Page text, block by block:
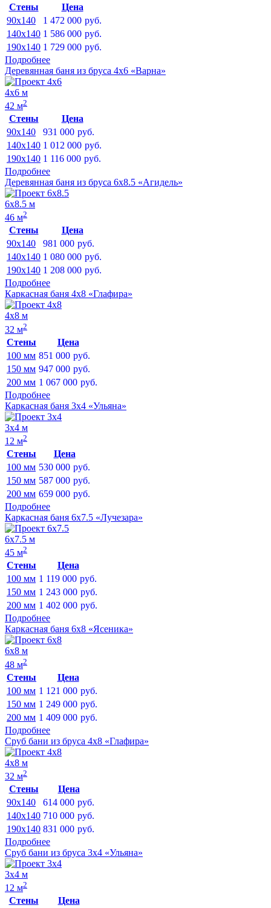
Стены
Цена
90x140
1 472 000 руб.
140x140 1 586 000 руб.
190x140 1 729 000 руб.
Подробнее
Деревянная баня из бруса 4х6 «Варна»
4х6 м
42 м2
Стены
Цена
90x140
931 000 руб.
140x140 1 012 000 руб.
190x140 1 116 000 руб.
Подробнее
Деревянная баня из бруса 6х8.5 «Агидель»
6х8.5 м
46 м2
Стены
Цена
90x140
981 000 руб.
140x140 1 080 000 руб.
190x140 1 208 000 руб.
Подробнее
Каркасная баня 4х8 «Глафира»
4х8 м
32 м2
Стены
Цена
100 мм 851 000 руб.
150 мм 947 000 руб.
200 мм 1 067 000 руб.
Подробнее
Каркасная баня 3х4 «Ульяна»
3х4 м
12 м2
Стены
Цена
100 мм 530 000 руб.
150 мм 587 000 руб.
200 мм 659 000 руб.
Подробнее
Каркасная баня 6х7.5 «Лучезара»
6х7.5 м
45 м2
Стены
Цена
100 мм 1 119 000 руб.
150 мм 1 243 000 руб.
200 мм 1 402 000 руб.
Подробнее
Каркасная баня 6х8 «Ясеника»
6х8 м
48 м2
Стены
Цена
100 мм 1 121 000 руб.
150 мм 1 249 000 руб.
200 мм 1 409 000 руб.
Подробнее
Сруб бани из бруса 4х8 «Глафира»
4х8 м
32 м2
Стены
Цена
90x140
614 000 руб.
140x140 710 000 руб.
190x140 831 000 руб.
Подробнее
Сруб бани из бруса 3х4 «Ульяна»
3х4 м
12 м2
Стены
Цена